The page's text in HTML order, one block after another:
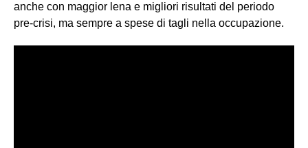
anche con maggior lena e migliori risultati del periodo
pre-crisi, ma sempre a spese di tagli nella occupazione.